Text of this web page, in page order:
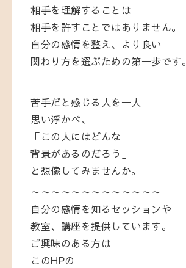
相手を理解することは
相手を許すことではありません。
自分の感情を整え、より良い
関わり方を選ぶための第一歩です。
苦手だと感じる人を一人
思い浮かべ、
「この人にはどんな
背景があるのだろう」
と想像してみませんか。
～～～～～～～～～～～～～
自分の感情を知るセッションや
教室、講座を提供しています。
ご興味のある方は
このHPの